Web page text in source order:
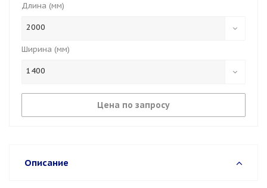
Длина (мм)
2000
Ширина (мм)
1400
Цена по запросу
Описание